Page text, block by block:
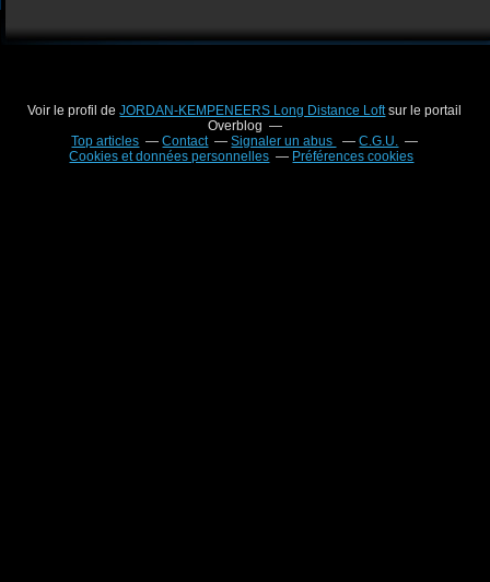
Voir le profil deJORDAN-KEMPENEERS Long Distance Loftsur le portail
Overblog
Top articles
Contact Signaler un abus
C.G.U.
Cookies et données personnelles
Préférences cookies